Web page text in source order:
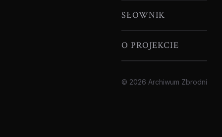
SŁOWNIK
O PROJEKCIE
© 2026 Archiwum Zbrodni